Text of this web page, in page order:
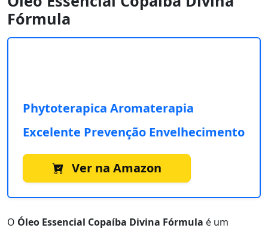
Fórmula
Phytoterapica Aromaterapia
Excelente Prevenção Envelhecimento
Ver na Amazon
O Óleo Essencial Copaíba Divina Fórmula é um